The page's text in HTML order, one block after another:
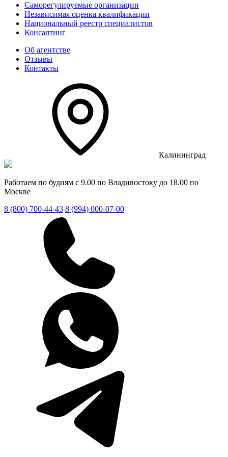
Саморегулируемые организации
Независимая оценка квалификации
Национальный реестр специалистов
Консалтинг
Об агентстве
Отзывы
Контакты
Калининград
Работаем по будням с 9.00 по Владивостоку до 18.00 по
Москве
8 (800) 700-44-43 8 (994) 000-07-00